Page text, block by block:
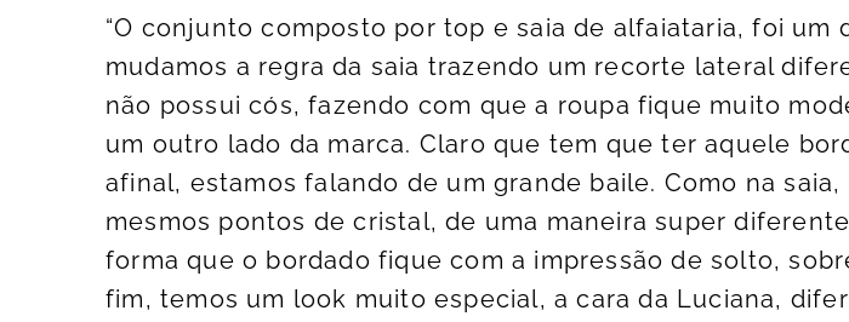
“O conjunto composto por top e saia de alfaiataria, foi um
mudamos a regra da saia trazendo um recorte lateral
não possui cós, fazendo com que a roupa fique muito
um outro lado da marca. Claro que tem que ter aquele
afinal, estamos falando de um grande baile. Como na
mesmos pontos de cristal, de uma maneira super
forma que o bordado fique com a impressão de solto,
fim, temos um look muito especial, a cara da Luciana,